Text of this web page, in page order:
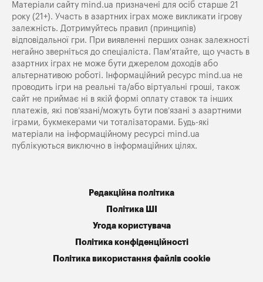
Матеріали сайту mind.ua призначені для осіб старше 21
року (21+). Участь в азартних іграх може викликати ігрову
залежність. Дотримуйтесь правил (принципів)
відповідальної гри. При виявленні перших ознак залежності
негайно зверніться до спеціаліста. Пам'ятайте, що участь в
азартних іграх не може бути джерелом доходів або
альтернативою роботі. Інформаційний ресурс mind.ua не
проводить ігри на реальні та/або віртуальні гроші, також
сайт не приймає ні в якій формі оплату ставок та інших
платежів, які пов’язані/можуть бути пов’язані з азартними
іграми, букмекерами чи тоталізаторами. Будь-які
матеріали на інформаційному ресурсі mind.ua
публікуються виключно в інформаційних цілях.
Редакційна політика
Політика ШІ
Угода користувача
Політика конфіденційності
Політика використання файлів cookie